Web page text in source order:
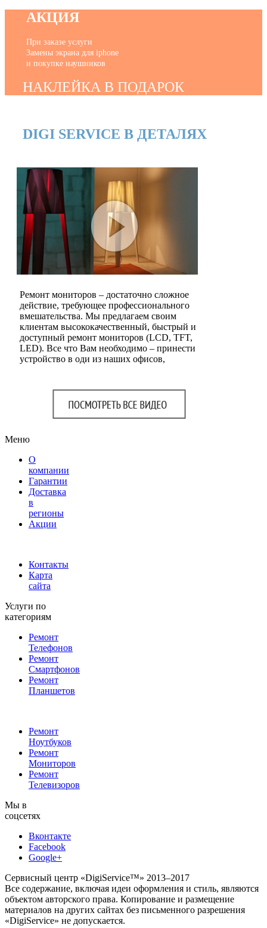
АКЦИЯ
При заказе услуги
Замены экрана для iphone
и покупке наушников
НАКЛЕЙКА В ПОДАРОК
DIGI SERVICE В ДЕТАЛЯХ
Ремонт мониторов – достаточно сложное
действие, требующее профессионального
вмешательства. Мы предлагаем своим
клиентам высококачественный, быстрый и
доступный ремонт мониторов (LCD, TFT,
LED). Все что Вам необходимо – принести
устройство в оди из наших офисов,
Меню
О
компании
Гарантии
Доставка
в
регионы
Акции
Контакты
Карта
сайта
Услуги по
категориям
Ремонт
Телефонов
Ремонт
Смартфонов
Ремонт
Планшетов
Ремонт
Ноутбуков
Ремонт
Мониторов
Ремонт
Телевизоров
Мы в
соцсетях
Вконтакте
Facebook
Google+
Сервисный центр «DigiService™» 2013–2017
Все содержание, включая идеи оформления и стиль, являются
объектом авторского права. Копирование и размещение
материалов на других сайтах без письменного разрешения
«DigiService» не допускается.